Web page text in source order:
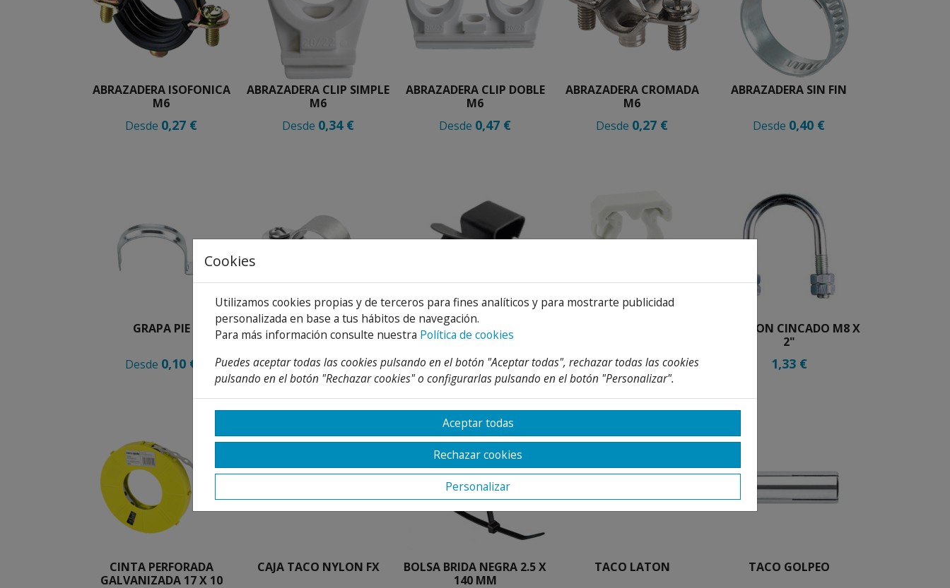
ABRAZADERA ISOFONICA
M6
Desde 0,27 €
ABRAZADERA CLIP SIMPLE
M6
Desde 0,34 €
ABRAZADERA CLIP DOBLE
M6
Desde 0,47 €
ABRAZADERA CROMADA
M6
Desde 0,27 €
ABRAZADERA SIN FIN
Desde 0,40 €
GRAPA PIE
Desde 0,10 €
ABRAZADERA INOX 316 M-
6
Desde1,82 €
CLIP VIGA PARA CABLE
Desde0,38 €
Desde0,54 €
ABARCON CINCADO M8 X
2"
1,33 €
CINTA PERFORADA
GALVANIZADA 17 X 10
CAJA TACO NYLON FX
BOLSA BRIDA NEGRA 2.5 X
140 MM
TACO LATON TACO GOLPEO
Cookies
Utilizamos cookies propias y de terceros para fines analíticos y para mostrarte publicidad
personalizada en base a tus hábitos de navegación.
Para más información consulte nuestra Política de cookies
Puedes aceptar todas las cookies pulsando en el botón "Aceptar todas", rechazar todas las cookies
pulsando en el botón "Rechazar cookies" o configurarlas pulsando en el botón "Personalizar".
Aceptar todas
Rechazar cookies
Personalizar